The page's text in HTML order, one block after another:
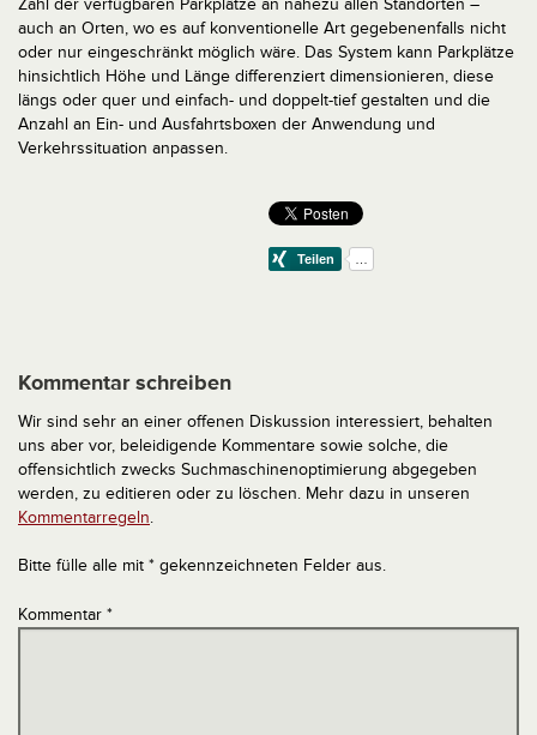
Zahl der verfügbaren Parkplätze an nahezu allen Standorten –
auch an Orten, wo es auf konventionelle Art gegebenenfalls nicht
oder nur eingeschränkt möglich wäre. Das System kann Parkplätze
hinsichtlich Höhe und Länge differenziert dimensionieren, diese
längs oder quer und einfach- und doppelt-tief gestalten und die
Anzahl an Ein- und Ausfahrtsboxen der Anwendung und
Verkehrssituation anpassen.
Kommentar schreiben
Wir sind sehr an einer offenen Diskussion interessiert, behalten
uns aber vor, beleidigende Kommentare sowie solche, die
offensichtlich zwecks Suchmaschinenoptimierung abgegeben
werden, zu editieren oder zu löschen. Mehr dazu in unseren
Kommentarregeln.
Bitte fülle alle mit * gekennzeichneten Felder aus.
Kommentar *